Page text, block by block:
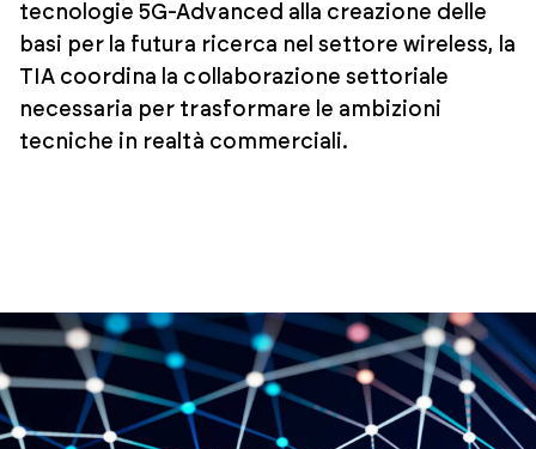
tecnologie 5G-Advanced alla creazione delle
basi per la futura ricerca nel settore wireless, la
TIA coordina la collaborazione settoriale
necessaria per trasformare le ambizioni
tecniche in realtà commerciali.